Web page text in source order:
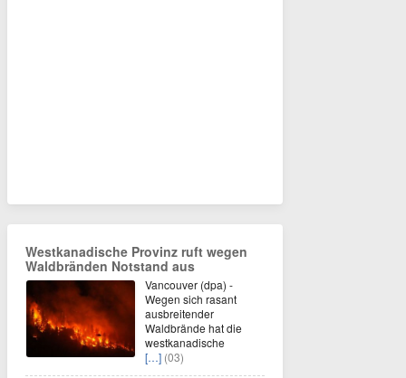
Westkanadische Provinz ruft wegen
Waldbränden Notstand aus
Vancouver (dpa) -
Wegen sich rasant
ausbreitender
Waldbrände hat die
westkanadische
[…] (03)